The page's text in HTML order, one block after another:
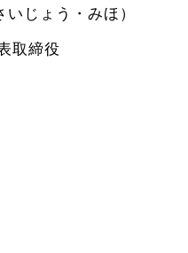
じょう・みほ）
取締役